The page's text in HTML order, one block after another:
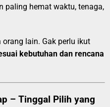
paling hemat waktu, tenaga,
lain. Gak perlu ikut
kebutuhan dan rencana
– Tinggal Pilih yang